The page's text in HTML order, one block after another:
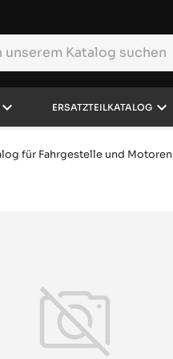
keyboard_arrow_down ERSATZTEILKATALOG keyboard_arrow_down
für Fahrgestelle und Motoren